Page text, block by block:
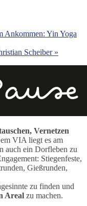
Ankommen: Yin Yoga
Scheiber »
Vernetzen
VIA liegt es am
auch ein Dorfleben zu
Stiegenfeste,
Gießrunden,
zu finden und
Areal zu machen.